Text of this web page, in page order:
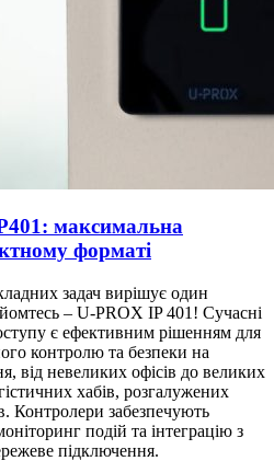
максимальна
форматі
задач вирішує один
– U-PROX IP 401! Сучасні
є ефективним рішенням для
контролю та безпеки на
від невеликих офісів до великих
хабів, розгалужених
Контролери забезпечують
подій та інтеграцію з
підключення.